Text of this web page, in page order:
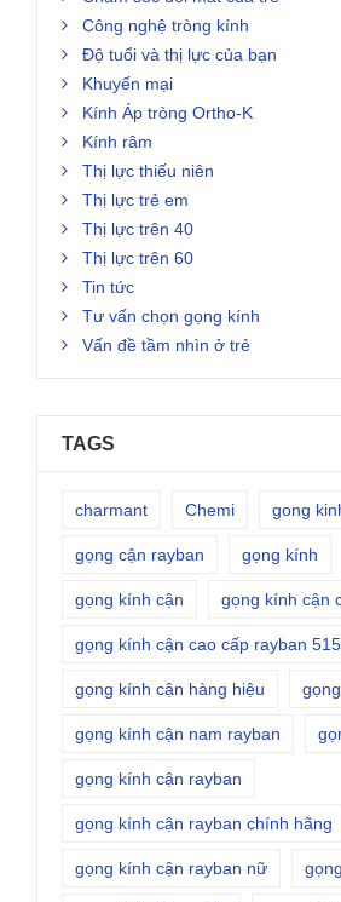
Công nghệ tròng kính
Độ tuổi và thị lực của bạn
Khuyến mại
Kính Áp tròng Ortho-K
Kính râm
Thị lực thiếu niên
Thị lực trẻ em
Thị lực trên 40
Thị lực trên 60
Tin tức
Tư vấn chọn gọng kính
Vấn đề tầm nhìn ở trẻ
TAGS
charmant Chemi gong
gọng cận rayban gọng kính
gọng kính cận gọng kính cận
gọng kính cận cao cấp rayban
gọng kính cận hàng hiệu
gọng kính cận nam rayban
gọng kính cận rayban
gọng kính cận rayban chính hãng
gọng kính cận rayban nữ